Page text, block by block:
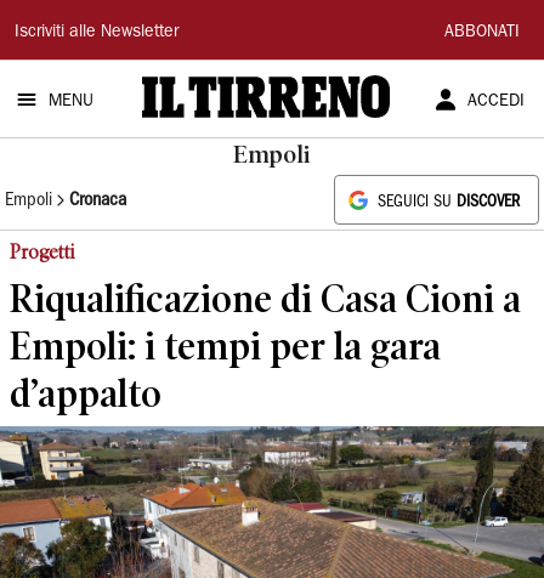
Il
Tirreno
Iscriviti alle Newsletter ABBONATI
MENU ACCEDI
Empoli
Empoli Cronaca SEGUICI SU DISCOVER
Progetti
Riqualificazione di Casa Cioni a
Empoli: i tempi per la gara
d’appalto